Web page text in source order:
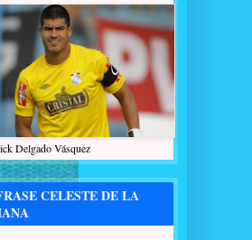
Delgado Vásquez
CELESTE DE LA